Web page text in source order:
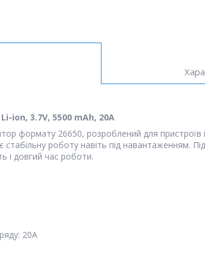
ion, 3.7V, 5500 mAh, 20A
формату 26650, розроблений для
роботу навіть під навантаженням.
і довгий час роботи.
20A